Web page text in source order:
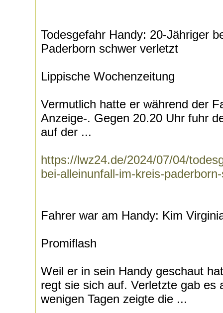
Todesgefahr Handy: 20-Jähriger
Paderborn schwer verletzt
Lippische Wochenzeitung
Vermutlich hatte er während der
Anzeige-. Gegen 20.20 Uhr fuhr
auf der ...
https://lwz24.de/2024/07/04/
bei-alleinunfall-im-kreis-
Fahrer war am Handy: Kim
Promiflash
Weil er in sein Handy geschaut
regt sie sich auf. Verletzte gab es
wenigen Tagen zeigte die ...